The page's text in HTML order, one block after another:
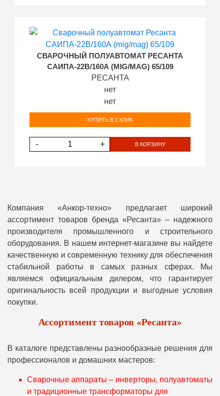
СВАРОЧНЫЙ ПОЛУАВТОМАТ РЕСАНТА
САИПА-22В/160А (MIG/MAG) 65/109
РЕСАНТА
нет
нет
КУПИТЬ В 1 КЛИК
- + В КОРЗИНУ
Компания «Анкор-техно» предлагает широкий
ассортимент товаров бренда «Ресанта» – надежного
производителя промышленного и строительного
оборудования. В нашем интернет-магазине вы найдете
качественную и современную технику для обеспечения
стабильной работы в самых разных сферах. Мы
являемся официальным дилером, что гарантирует
оригинальность всей продукции и выгодные условия
покупки.
Ассортимент товаров «Ресанта»
В каталоге представлены разнообразные решения для
профессионалов и домашних мастеров:
Сварочные аппараты – инверторы, полуавтоматы
и традиционные трансформаторы для